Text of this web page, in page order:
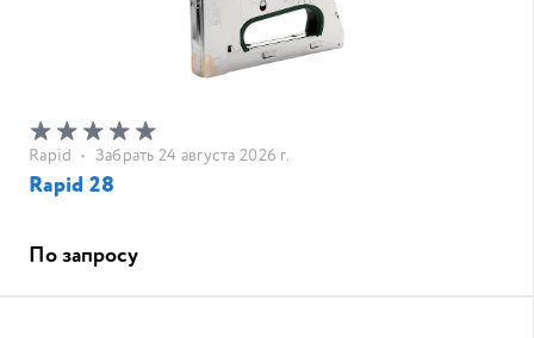
Rapid • Забрать 24 августа 2026 г.
Rapid 28
По запросу